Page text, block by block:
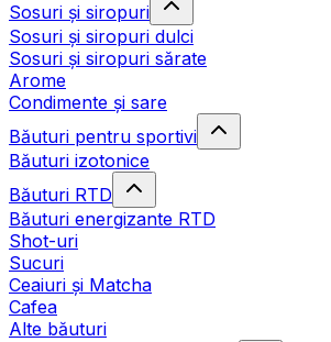
Sosuri și siropuri
Sosuri și siropuri dulci
Sosuri și siropuri sărate
Arome
Condimente și sare
Băuturi pentru sportivi
Băuturi izotonice
Băuturi RTD
Băuturi energizante RTD
Shot-uri
Sucuri
Ceaiuri și Matcha
Cafea
Alte băuturi